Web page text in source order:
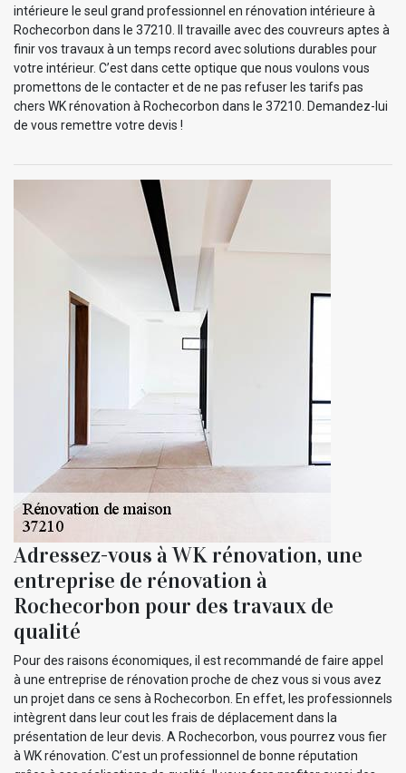
intérieure le seul grand professionnel en rénovation intérieure à
Rochecorbon dans le 37210. Il travaille avec des couvreurs aptes à
finir vos travaux à un temps record avec solutions durables pour
votre intérieur. C’est dans cette optique que nous voulons vous
promettons de le contacter et de ne pas refuser les tarifs pas
chers WK rénovation à Rochecorbon dans le 37210. Demandez-lui
de vous remettre votre devis !
Adressez-vous à WK rénovation, une
entreprise de rénovation à
Rochecorbon pour des travaux de
qualité
Pour des raisons économiques, il est recommandé de faire appel
à une entreprise de rénovation proche de chez vous si vous avez
un projet dans ce sens à Rochecorbon. En effet, les professionnels
intègrent dans leur cout les frais de déplacement dans la
présentation de leur devis. A Rochecorbon, vous pourrez vous fier
à WK rénovation. C’est un professionnel de bonne réputation